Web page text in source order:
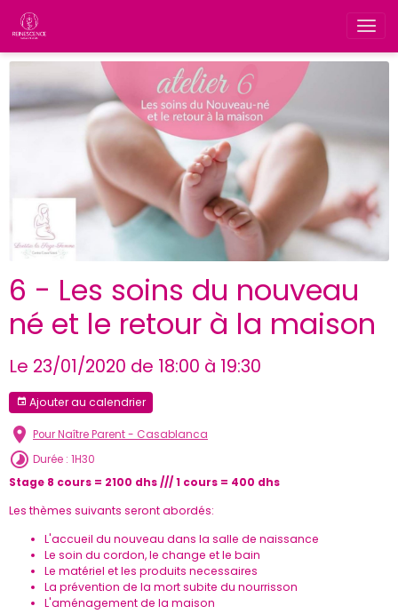
6 - Les soins du nouveau
né et le retour à la maison
Le 23/01/2020 de 18:00 à 19:30
Ajouter au calendrier
Pour Naître Parent - Casablanca
Durée : 1H30
Stage 8 cours = 2100 dhs /// 1 cours = 400 dhs
Les thèmes suivants seront abordés:
L'accueil du nouveau dans la salle de naissance
Le soin du cordon, le change et le bain
Le matériel et les produits necessaires
La prévention de la mort subite du nourrisson
L'aménagement de la maison